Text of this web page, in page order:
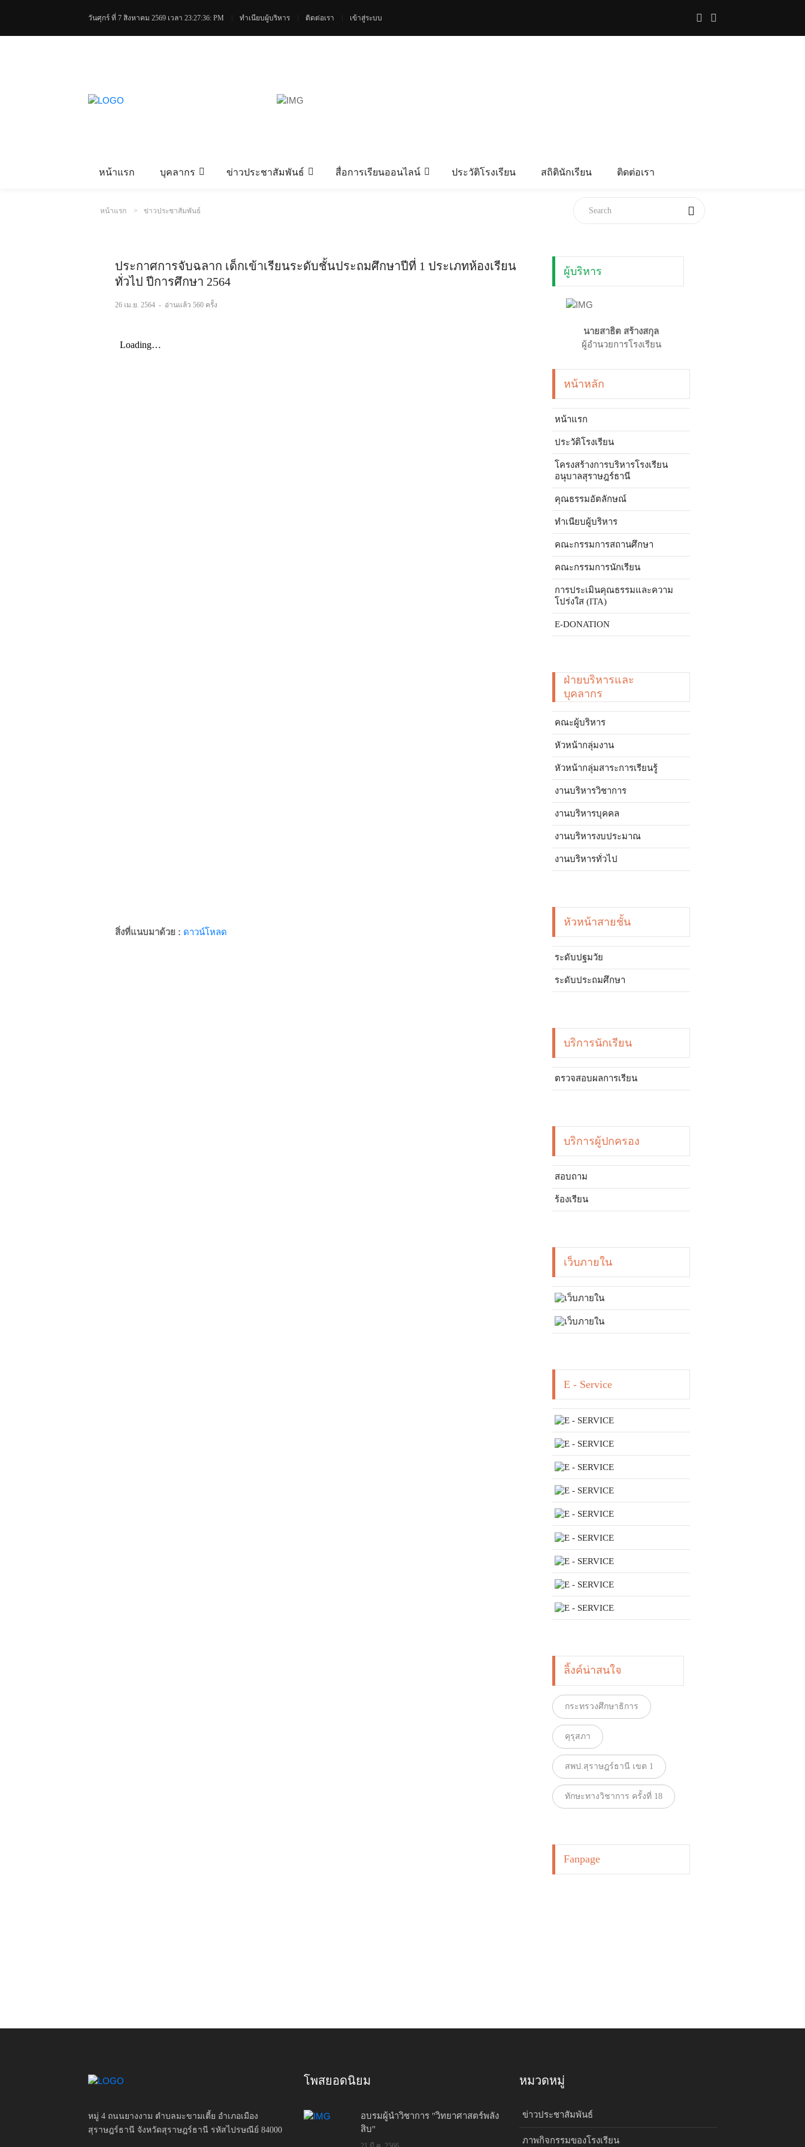
วันศุกร์ ที่ 7 สิงหาคม 2569 เวลา 23:27:37: PM ทำเนียบผู้บริหาร ติดต่อเรา เข้าสู่ระบบ
หน้าแรก บุคลากร ข่าวประชาสัมพันธ์ สื่อการเรียนออนไลน์ ประวัติโรงเรียน สถิตินักเรียน ติดต่อเรา
หน้าแรก ข่าวประชาสัมพันธ์
ประกาศการจับฉลาก เด็กเข้าเรียนระดับชั้นประถมศึกษาปีที่ 1 ประเภทห้องเรียน
ทั่วไป ปีการศึกษา 2564
26 เม.ย. 2564 - อ่านแล้ว 560 ครั้ง
สิ่งที่แนบมาด้วย : ดาวน์โหลด
ผู้บริหาร
นายสาธิต สร้างสกุล
ผู้อำนวยการโรงเรียน
หน้าหลัก
หน้าแรก
ประวัติโรงเรียน
โครงสร้างการบริหารโรงเรียน
อนุบาลสุราษฎร์ธานี
คุณธรรมอัตลักษณ์
ทำเนียบผู้บริหาร
คณะกรรมการสถานศึกษา
คณะกรรมการนักเรียน
การประเมินคุณธรรมและความ
โปร่งใส (ITA)
E-DONATION
ฝ่ายบริหารและ
บุคลากร
คณะผู้บริหาร
หัวหน้ากลุ่มงาน
หัวหน้ากลุ่มสาระการเรียนรู้
งานบริหารวิชาการ
งานบริหารบุคคล
งานบริหารงบประมาณ
งานบริหารทั่วไป
หัวหน้าสายชั้น
ระดับปฐมวัย
ระดับประถมศึกษา
บริการนักเรียน
ตรวจสอบผลการเรียน
บริการผู้ปกครอง
สอบถาม
ร้องเรียน
เว็บภายใน
E - Service
ลิ้งค์น่าสนใจ
กระทรวงศึกษาธิการ
คุรุสภา
สพป.สุราษฎร์ธานี เขต 1
ทักษะทางวิชาการ ครั้งที่ 18
Fanpage
หมู่ 4 ถนนยางงาม ตำบลมะขามเตี้ย อำเภอเมือง
สุราษฎร์ธานี จังหวัดสุราษฎร์ธานี รหัสไปรษณีย์ 84000
โพสยอดนิยม
อบรมผู้นำวิชาการ "วิทยาศาสตร์พลัง
สิบ"
หมวดหมู่
ข่าวประชาสัมพันธ์
ภาพกิจกรรมของโรงเรียน